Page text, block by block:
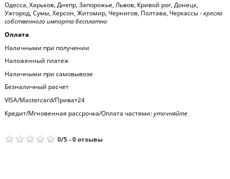
Одесса, Харьков, Днепр, Запорожье, Львов, Кривой рог, Донецк,
Ужгород, Сумы, Херсон, Житомир, Чернигов, Полтава, Черкассы -кресла
собственного импорта бесплатно
Оплата
Наличными при получении
Наложенный платеж
Наличными при самовывозе
Безналичный расчет
VISA/Mastercard/Приват24
Кредит/Мгновенная рассрочка/Оплата частями:уточняйте
0/5-0отзывы